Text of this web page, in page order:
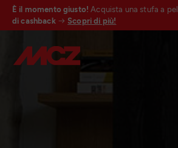
È il momento giusto! Acquista una stufa a
di cashback
Scopri di più!